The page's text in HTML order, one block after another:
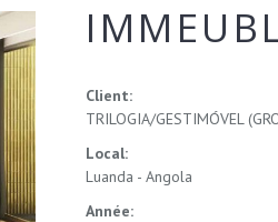
Client:
TRILOGIA/GESTIMÓVEL
Local:
Luanda - Angola
Année: